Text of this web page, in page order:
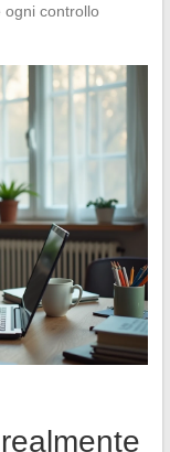
ogni controllo